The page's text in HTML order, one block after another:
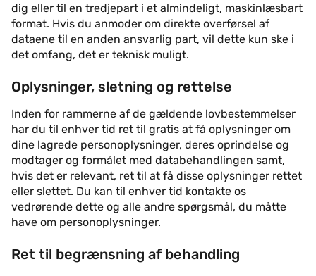
dig eller til en tredjepart i et almindeligt, maskinlæsbart
format. Hvis du anmoder om direkte overførsel af
dataene til en anden ansvarlig part, vil dette kun ske i
det omfang, det er teknisk muligt.
Oplysninger, sletning og rettelse
Inden for rammerne af de gældende lovbestemmelser
har du til enhver tid ret til gratis at få oplysninger om
dine lagrede personoplysninger, deres oprindelse og
modtager og formålet med databehandlingen samt,
hvis det er relevant, ret til at få disse oplysninger rettet
eller slettet. Du kan til enhver tid kontakte os
vedrørende dette og alle andre spørgsmål, du måtte
have om personoplysninger.
Ret til begrænsning af behandling